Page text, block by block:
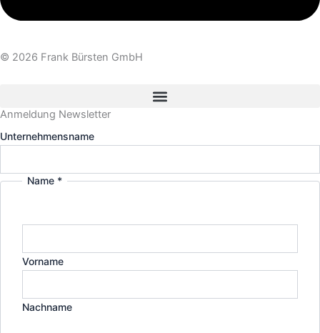
© 2026 Frank Bürsten GmbH
Anmeldung Newsletter
Unternehmensname
Name *
Vorname
Nachname